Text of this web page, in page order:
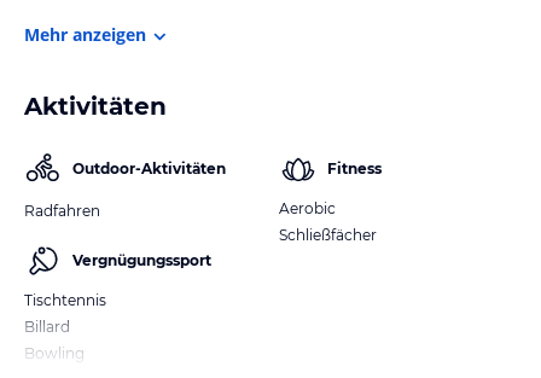
Mehr anzeigen
Aktivitäten
Outdoor-Aktivitäten
Radfahren
Vergnügungssport
Tischtennis
Billard
Bowling
Fitness
Aerobic
Schließfächer